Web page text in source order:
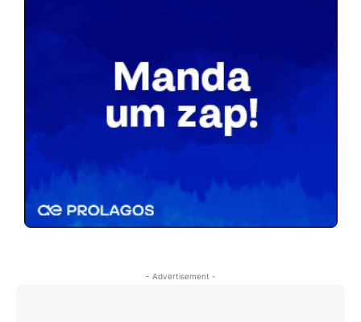
- Advertisement -